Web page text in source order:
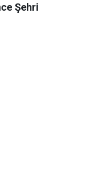
Şehri